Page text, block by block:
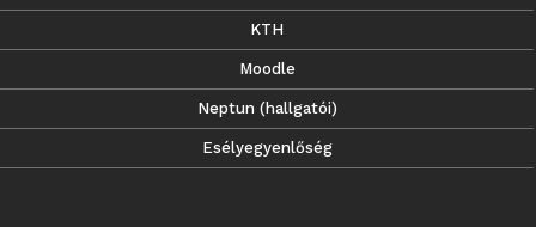
KTH
Moodle
Neptun (hallgatói)
Esélyegyenlőség